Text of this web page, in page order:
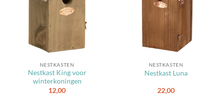
NESTKASTEN
Nestkast King voor
winterkoningen
12,00
NESTKASTEN
Nestkast Luna
22,00